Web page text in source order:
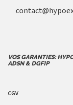
VOS GARANTIES:
ADSN & DGFIP
CGV